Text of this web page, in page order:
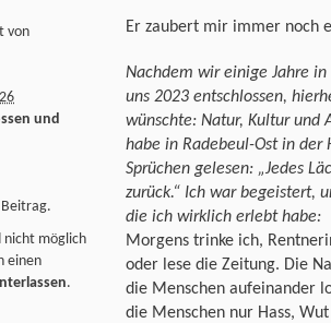
Er zaubert mir immer noch
Nachdem wir einige Jahre
uns 2023 entschlossen,
wünschte: Natur, Kultur und
habe in Radebeul-Ost in der
Sprüchen gelesen: „Jedes
zurück.“ Ich war begeistert,
die ich wirklich erlebt habe:
Morgens trinke ich,
oder lese die Zeitung. Die
die Menschen aufeinander
die Menschen nur Hass,
von
und
nicht möglich
einen
.